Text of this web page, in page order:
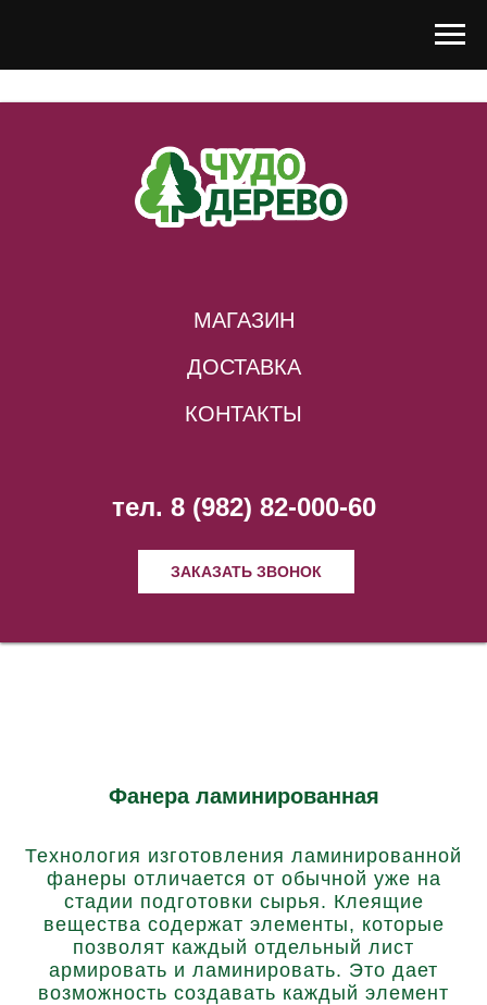
МАГАЗИН
ДОСТАВКА
КОНТАКТЫ
тел. 8 (982) 82-000-60
ЗАКАЗАТЬ ЗВОНОК
Фанера ламинированная
Технология изготовления ламинированной
фанеры отличается от обычной уже на
стадии подготовки сырья. Клеящие
вещества содержат элементы, которые
позволят каждый отдельный лист
армировать и ламинировать. Это дает
возможность создавать каждый элемент